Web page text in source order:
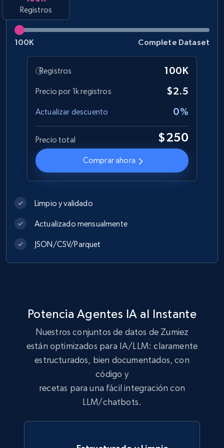
Best Buy products
URL, Product id, Title, Images, Final price,
Currency, Discount, Initial price, and more.
eCommerce
Lazada - Products
URL, Title, Rating, Reviews, Initial price, Final
eCommerce
URL, Domain, Marketplace pn, Sku, Other pn,
Model number, Gtin ean pn, Product name, and
eCommerce
162+
Registros
100K Complete Dataset
Registros 100K
Precio por 1k registros $2.5
Actualizar descuento 0%
Precio total $250
Comprar ahora
Limpio y validado
Actualizado mensualmente
JSON/CSV/Parquet
Potencia Agentes IA al Instante
Nuestros conjuntos de datos de Zumiez
están optimizados para IA/LLM: claramente
estructurados, bien documentados, con
código y
recetas para una fácil integración con
LLM/chatbots.